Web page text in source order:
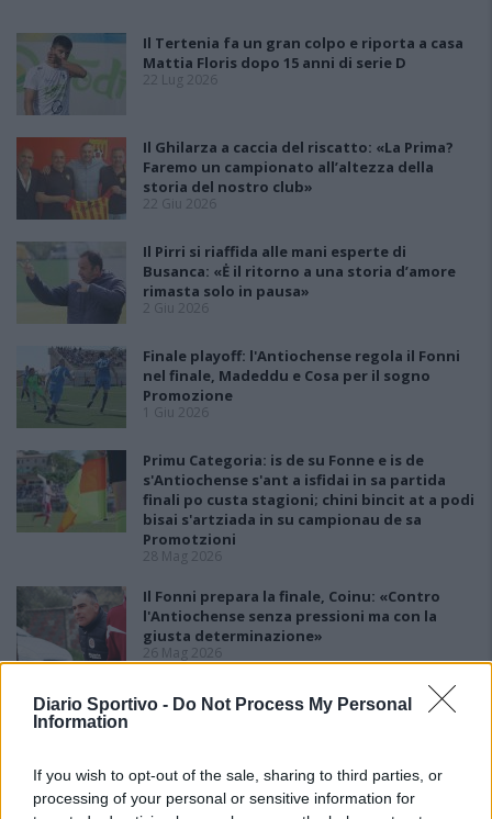
Diario Sportivo - Do Not Process My Personal
Information
If you wish to opt-out of the sale, sharing to third parties, or
processing of your personal or sensitive information for
Il Tertenia fa un gran colpo e riporta a casa
Mattia Floris dopo 15 anni di serie D
22 Lug 2026
Il Ghilarza a caccia del riscatto: «La Prima?
Faremo un campionato all’altezza della
storia del nostro club»
22 Giu 2026
Il Pirri si riaffida alle mani esperte di
Busanca: «Ė il ritorno a una storia d’amore
rimasta solo in pausa»
2 Giu 2026
Finale playoff: l'Antiochense regola il Fonni
nel finale, Madeddu e Cosa per il sogno
Promozione
1 Giu 2026
Primu Categoria: is de su Fonne e is de
s'Antiochense s'ant a isfidai in sa partida
finali po custa stagioni; chini bincit at a podi
bisai s'artziada in su campionau de sa
Promotzioni
28 Mag 2026
Il Fonni prepara la finale, Coinu: «Contro
l'Antiochense senza pressioni ma con la
giusta determinazione»
26 Mag 2026
L'Antiochense all'atto finale, Piras: «Il Fonni
è forte, batterlo sarebbe l'ennesima impresa
Playout: Sestu, Santa Giusta, Silanus e